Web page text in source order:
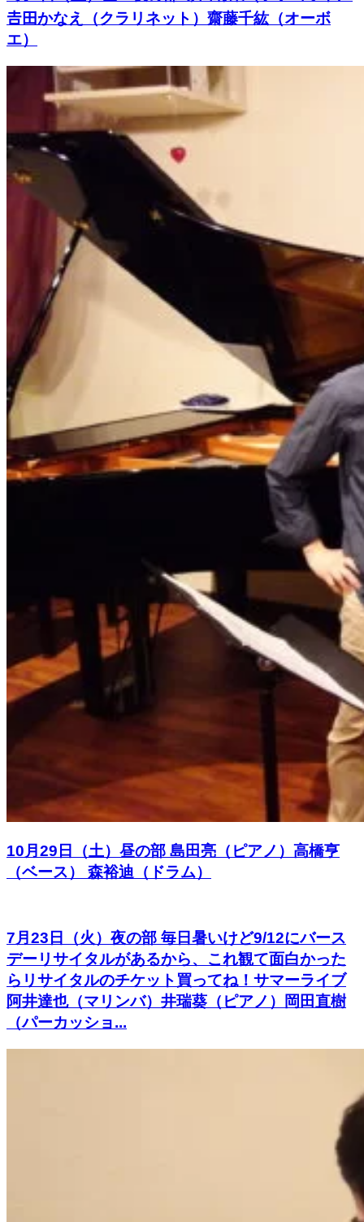
𠮷田かなえ（クラリネット）齋藤千紘（オーボ
エ）
10月29日（土）昼の部 島田亮（ピアノ）高橋亨
（ベース） 森裕迪（ドラム）
7月23日（火）夜の部 毎日暑いけど9/12にバース
デーリサイタルがあるから、これ観て面白かった
らリサイタルのチケット買ってね！サマーライブ
阿井達也（マリンバ）井瑞葵（ピアノ）岡田直樹
（パーカッショ...